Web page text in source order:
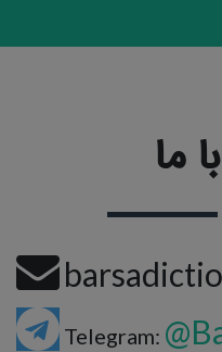
ما
Telegram: